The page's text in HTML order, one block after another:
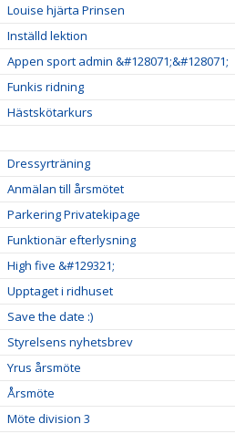
Louise hjärta Prinsen
Inställd lektion
Appen sport admin &#128071;&#128071;
Funkis ridning
Hästskötarkurs
Dressyrträning
Anmälan till årsmötet
Parkering Privatekipage
Funktionär efterlysning
High five &#129321;
Upptaget i ridhuset
Save the date :)
Styrelsens nyhetsbrev
Yrus årsmöte
Årsmöte
Möte division 3